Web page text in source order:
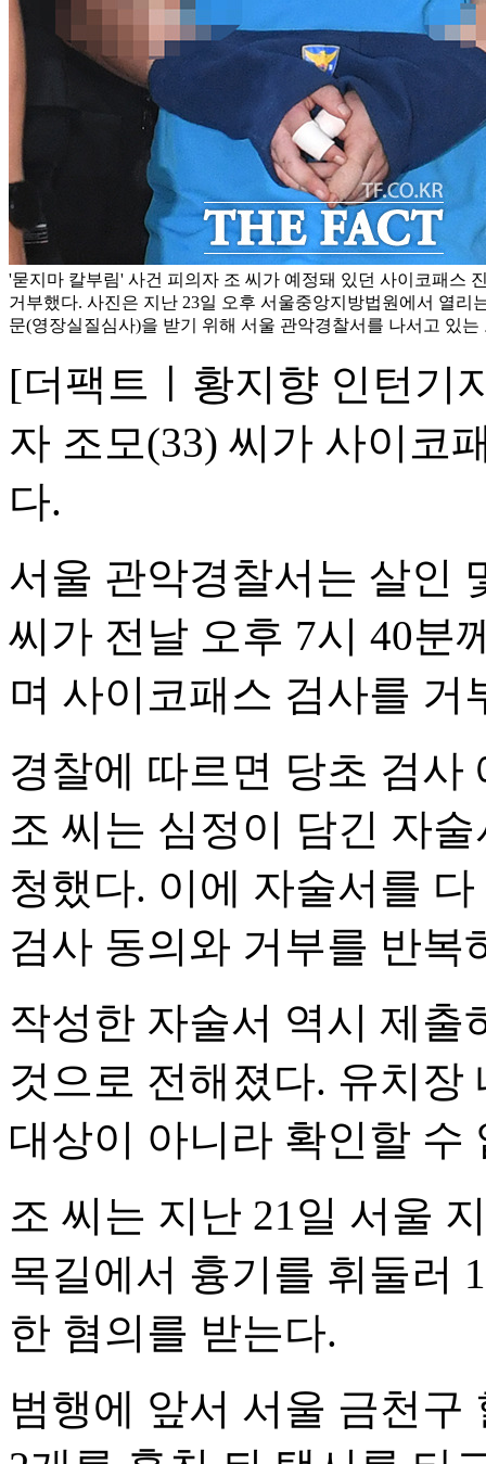
'묻지마 칼부림' 사건 피의자 조 씨가 예정돼 있던 사이코패스
거부했다. 사진은 지난 23일 오후 서울중앙지방법원에서 열리
문(영장실질심사)을 받기 위해 서울 관악경찰서를 나서고 있는
[더팩트ㅣ황지향 인턴기
자 조모(33) 씨가 사이코
다.
서울 관악경찰서는 살인
씨가 전날 오후 7시 40분
며 사이코패스 검사를 거
경찰에 따르면 당초 검사
조 씨는 심정이 담긴 자
청했다. 이에 자술서를
검사 동의와 거부를 반복
작성한 자술서 역시 제출
것으로 전해졌다. 유치장
대상이 아니라 확인할 수
조 씨는 지난 21일 서울
목길에서 흉기를 휘둘러
한 혐의를 받는다.
범행에 앞서 서울 금천구